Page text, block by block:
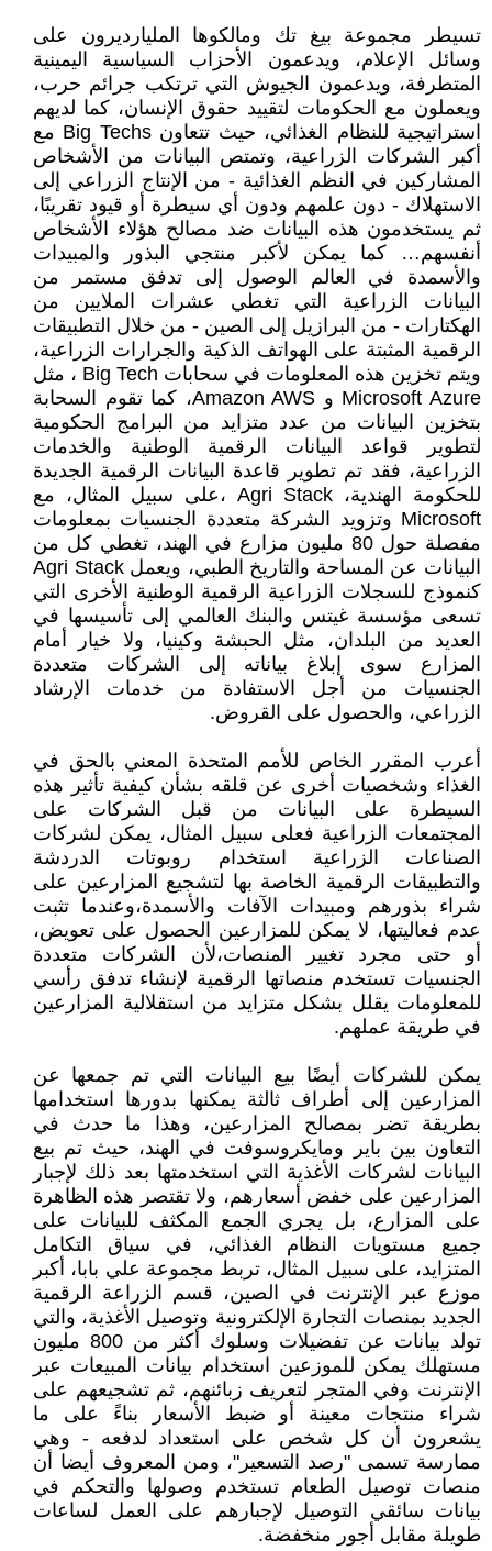
تسيطر مجموعة بيغ تك ومالكوها المليارديرون على
وسائل الإعلام، ويدعمون الأحزاب السياسية اليمينية
المتطرفة، ويدعمون الجيوش التي ترتكب جرائم حرب،
ويعملون مع الحكومات لتقييد حقوق الإنسان، كما لديهم
استراتيجية للنظام الغذائي، حيث تتعاون Big Techs مع
أكبر الشركات الزراعية، وتمتص البيانات من الأشخاص
المشاركين في النظم الغذائية - من الإنتاج الزراعي إلى
الاستهلاك - دون علمهم ودون أي سيطرة أو قيود تقريبًا،
ثم يستخدمون هذه البيانات ضد مصالح هؤلاء الأشخاص
أنفسهم… كما يمكن لأكبر منتجي البذور والمبيدات
والأسمدة في العالم الوصول إلى تدفق مستمر من
البيانات الزراعية التي تغطي عشرات الملايين من
الهكتارات - من البرازيل إلى الصين - من خلال التطبيقات
الرقمية المثبتة على الهواتف الذكية والجرارات الزراعية،
ويتم تخزين هذه المعلومات في سحابات Big Tech ، مثل
Microsoft Azure و Amazon AWS، كما تقوم السحابة
بتخزين البيانات من عدد متزايد من البرامج الحكومية
لتطوير قواعد البيانات الرقمية الوطنية والخدمات
الزراعية، فقد تم تطوير قاعدة البيانات الرقمية الجديدة
للحكومة الهندية، Agri Stack ،على سبيل المثال، مع
Microsoft وتزويد الشركة متعددة الجنسيات بمعلومات
مفصلة حول 80 مليون مزارع في الهند، تغطي كل من
البيانات عن المساحة والتاريخ الطبي، ويعمل Agri Stack
كنموذج للسجلات الزراعية الرقمية الوطنية الأخرى التي
تسعى مؤسسة غيتس والبنك العالمي إلى تأسيسها في
العديد من البلدان، مثل الحبشة وكينيا، ولا خيار أمام
المزارع سوى إبلاغ بياناته إلى الشركات متعددة
الجنسيات من أجل الاستفادة من خدمات الإرشاد
الزراعي، والحصول على القروض.
أعرب المقرر الخاص للأمم المتحدة المعني بالحق في
الغذاء وشخصيات أخرى عن قلقه بشأن كيفية تأثير هذه
السيطرة على البيانات من قبل الشركات على
المجتمعات الزراعية فعلى سبيل المثال، يمكن لشركات
الصناعات الزراعية استخدام روبوتات الدردشة
والتطبيقات الرقمية الخاصة بها لتشجيع المزارعين على
شراء بذورهم ومبيدات الآفات والأسمدة،وعندما تثبت
عدم فعاليتها، لا يمكن للمزارعين الحصول على تعويض،
أو حتى مجرد تغيير المنصات،لأن الشركات متعددة
الجنسيات تستخدم منصاتها الرقمية لإنشاء تدفق رأسي
للمعلومات يقلل بشكل متزايد من استقلالية المزارعين
في طريقة عملهم.
يمكن للشركات أيضًا بيع البيانات التي تم جمعها عن
المزارعين إلى أطراف ثالثة يمكنها بدورها استخدامها
بطريقة تضر بمصالح المزارعين، وهذا ما حدث في
التعاون بين باير ومايكروسوفت في الهند، حيث تم بيع
البيانات لشركات الأغذية التي استخدمتها بعد ذلك لإجبار
المزارعين على خفض أسعارهم، ولا تقتصر هذه الظاهرة
على المزارع، بل يجري الجمع المكثف للبيانات على
جميع مستويات النظام الغذائي، في سياق التكامل
المتزايد، على سبيل المثال، تربط مجموعة علي بابا، أكبر
موزع عبر الإنترنت في الصين، قسم الزراعة الرقمية
الجديد بمنصات التجارة الإلكترونية وتوصيل الأغذية، والتي
تولد بيانات عن تفضيلات وسلوك أكثر من 800 مليون
مستهلك يمكن للموزعين استخدام بيانات المبيعات عبر
الإنترنت وفي المتجر لتعريف زبائنهم، ثم تشجيعهم على
شراء منتجات معينة أو ضبط الأسعار بناءً على ما
يشعرون أن كل شخص على استعداد لدفعه - وهي
ممارسة تسمى "رصد التسعير"، ومن المعروف أيضا أن
منصات توصيل الطعام تستخدم وصولها والتحكم في
بيانات سائقي التوصيل لإجبارهم على العمل لساعات
طويلة مقابل أجور منخفضة.